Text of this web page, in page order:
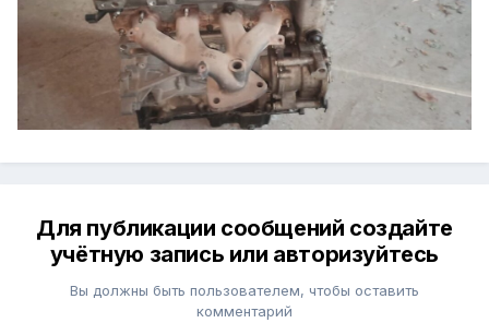
Для публикации сообщений создайте
учётную запись или авторизуйтесь
Вы должны быть пользователем, чтобы оставить
комментарий